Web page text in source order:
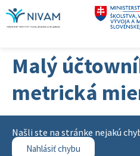
Malý
metrická
Našli ste na stránke nejakú
Nahlásiť chybu